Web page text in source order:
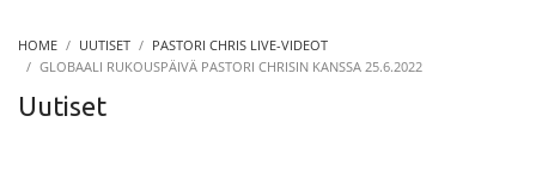
HOME UUTISET
PASTORI CHRIS LIVE-VIDEOT
GLOBAALI RUKOUSPÄIVÄ PASTORI CHRISIN KANSSA 25.6.2022
Uutiset